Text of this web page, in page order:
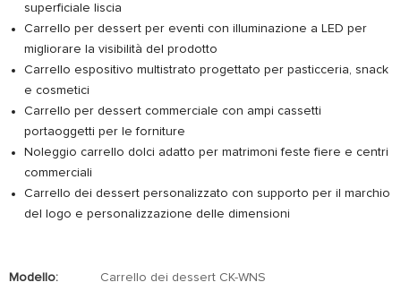
superficiale liscia
Carrello per dessert per eventi con illuminazione a LED per
migliorare la visibilità del prodotto
Carrello espositivo multistrato progettato per pasticceria, snack
e cosmetici
Carrello per dessert commerciale con ampi cassetti
portaoggetti per le forniture
Noleggio carrello dolci adatto per matrimoni feste fiere e centri
commerciali
Carrello dei dessert personalizzato con supporto per il marchio
del logo e personalizzazione delle dimensioni
Modello: Carrello dei dessert CK-WNS